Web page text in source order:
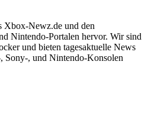
Xbox-Newz.de und den
Nintendo-Portalen hervor. Wir sind
und bieten tagesaktuelle News
Sony-, und Nintendo-Konsolen